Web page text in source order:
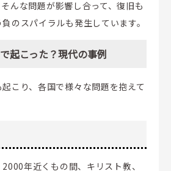
んな問題が影響し合って、復旧も
のスパイラルも発生しています。
起こった？現代の事例
こり、各国で様々な問題を抱えて
年近くもの間、キリスト教、